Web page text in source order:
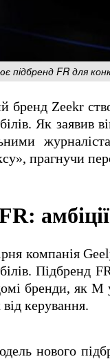
підбренд FR для
бренд Zeekr
Як заявив
прагнучи
компанія
Підбренд
бренди, як
керування.
нового